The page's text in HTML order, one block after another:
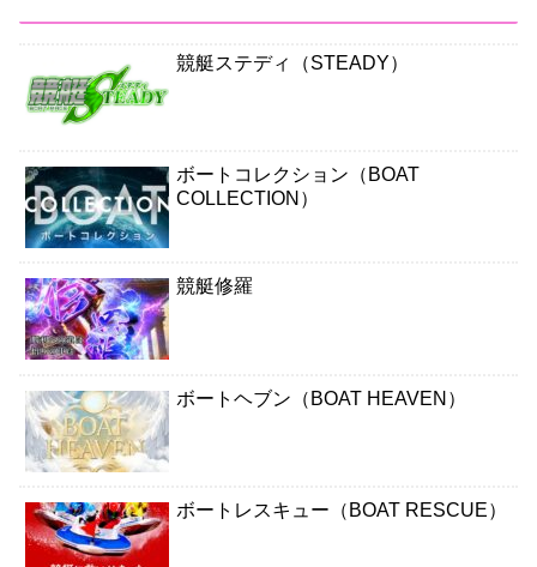
競艇ステディ（STEADY）
ボートコレクション（BOAT
COLLECTION）
競艇修羅
ボートヘブン（BOAT HEAVEN）
ボートレスキュー（BOAT RESCUE）